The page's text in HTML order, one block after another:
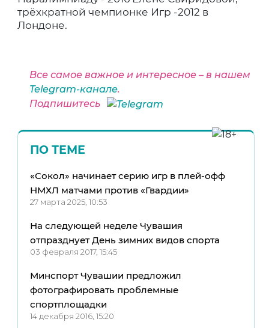
трёхкратной чемпионке Игр -2012 в
Лондоне.
Все самое важное и интересное – в нашем
Telegram-канале.
Подпишитесь
ПО ТЕМЕ
«Сокол» начинает серию игр в плей-офф
НМХЛ матчами против «Гвардии»
27 марта 2025, 10:53
На следующей неделе Чувашия
отпразднует День зимних видов спорта
03 февраля 2017, 15:45
Минспорт Чувашии предложил
фотографировать проблемные
спортплощадки
14 декабря 2016, 15:20